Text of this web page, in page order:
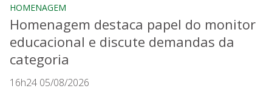
HOMENAGEM
Homenagem destaca papel do monitor
educacional e discute demandas da
categoria
16h24 05/08/2026